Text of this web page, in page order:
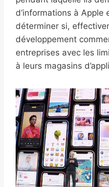
d’informations à Apple
déterminer si,
développement
entreprises avec les
à leurs magasins